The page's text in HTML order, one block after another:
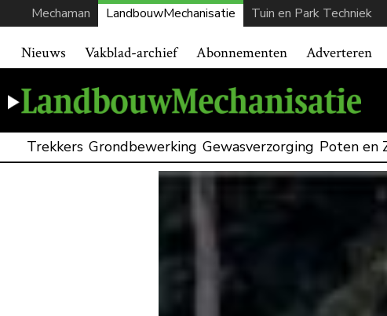
Mechaman LandbouwMechanisatie Tuin en Park Techniek
Nieuws Vakblad-archief Abonnementen Adverteren
Trekkers Grondbewerking Gewasverzorging Poten en